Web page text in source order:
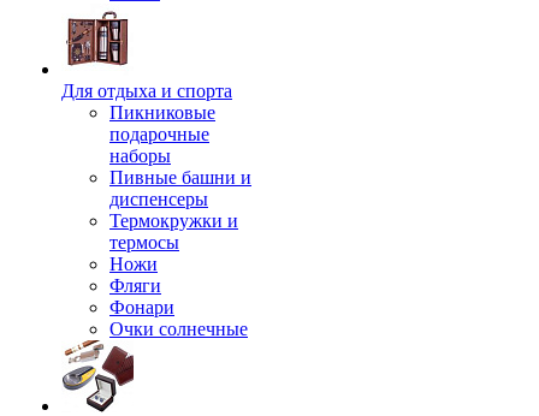
Для отдыха и спорта
Пикниковые
подарочные
наборы
Пивные башни и
диспенсеры
Термокружки и
термосы
Ножи
Фляги
Фонари
Очки солнечные